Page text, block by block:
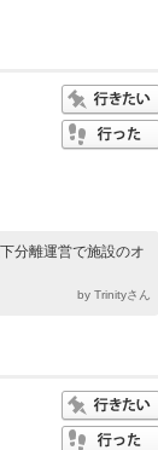
分離運営で施設のオ
by Trinityさん